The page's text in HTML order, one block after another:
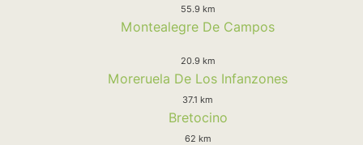
55.9 km
Montealegre De Campos
20.9 km
Moreruela De Los Infanzones
37.1 km
Bretocino
62 km